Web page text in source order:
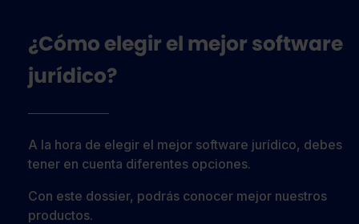
¿Cómo elegir el mejor software
jurídico?
A la hora de elegir el mejor software jurídico, debes
tener en cuenta diferentes opciones.
Con este dossier, podrás conocer mejor nuestros
productos.